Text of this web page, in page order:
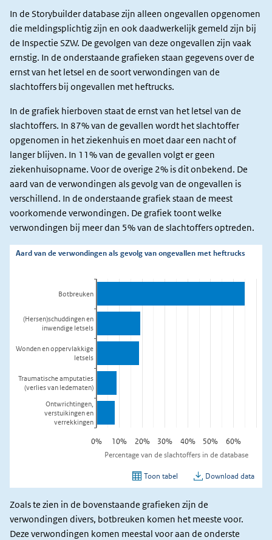
In de Storybuilder database zijn alleen ongevallen opgenomen
die meldingsplichtig zijn en ook daadwerkelijk gemeld zijn bij
de Inspectie SZW. De gevolgen van deze ongevallen zijn vaak
ernstig. In de onderstaande grafieken staan gegevens over de
ernst van het letsel en de soort verwondingen van de
slachtoffers bij ongevallen met heftrucks.
In de grafiek hierboven staat de ernst van het letsel van de
slachtoffers. In 87% van de gevallen wordt het slachtoffer
opgenomen in het ziekenhuis en moet daar een nacht of
langer blijven. In 11% van de gevallen volgt er geen
ziekenhuisopname. Voor de overige 2% is dit onbekend. De
aard van de verwondingen als gevolg van de ongevallen is
verschillend. In de onderstaande grafiek staan de meest
voorkomende verwondingen. De grafiek toont welke
verwondingen bij meer dan 5% van de slachtoffers optreden.
Zoals te zien in de bovenstaande grafieken zijn de
verwondingen divers, botbreuken komen het meeste voor.
Deze verwondingen komen meestal voor aan de onderste